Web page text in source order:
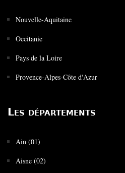
Nouvelle-Aquitaine
Occitanie
Pays de la Loire
Provence-Alpes-Côte d'Azur
Les départements
Ain (01)
Aisne (02)